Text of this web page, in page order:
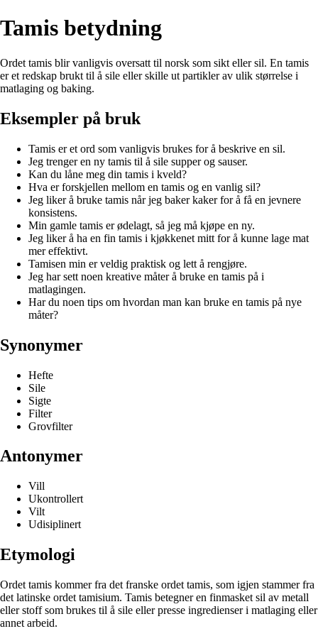
Tamis betydning
Ordet tamis blir vanligvis oversatt til norsk som sikt eller sil. En tamis
er et redskap brukt til å sile eller skille ut partikler av ulik størrelse i
matlaging og baking.
Eksempler på bruk
Tamis er et ord som vanligvis brukes for å beskrive en sil.
Jeg trenger en ny tamis til å sile supper og sauser.
Kan du låne meg din tamis i kveld?
Hva er forskjellen mellom en tamis og en vanlig sil?
Jeg liker å bruke tamis når jeg baker kaker for å få en jevnere
konsistens.
Min gamle tamis er ødelagt, så jeg må kjøpe en ny.
Jeg liker å ha en fin tamis i kjøkkenet mitt for å kunne lage mat
mer effektivt.
Tamisen min er veldig praktisk og lett å rengjøre.
Jeg har sett noen kreative måter å bruke en tamis på i
matlagingen.
Har du noen tips om hvordan man kan bruke en tamis på nye
måter?
Synonymer
Hefte
Sile
Sigte
Filter
Grovfilter
Antonymer
Vill
Ukontrollert
Vilt
Udisiplinert
Etymologi
Ordet tamis kommer fra det franske ordet tamis, som igjen stammer fra
det latinske ordet tamisium. Tamis betegner en finmasket sil av metall
eller stoff som brukes til å sile eller presse ingredienser i matlaging eller
annet arbeid.